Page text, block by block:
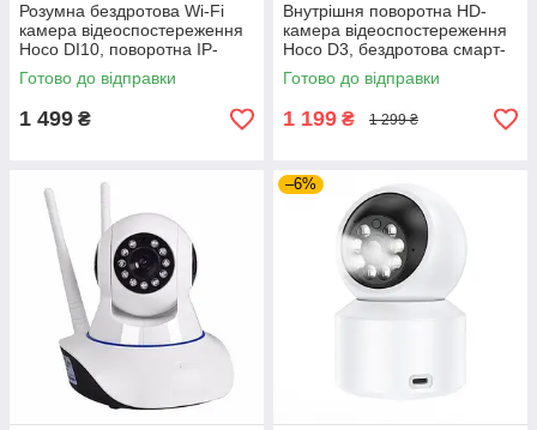
Розумна бездротова Wi-Fi
камера відеоспостереження
Hoco DI10, поворотна IP-
камера з датчиком руху та
нічним баченням
Готово до відправки
1 499 ₴
Внутрішня поворотна HD-
камера відеоспостереження
Hoco D3, бездротова смарт-
IP-камера з Wi-Fi, біла
Готово до відправки
1 199 ₴ 1 299 ₴
–6%